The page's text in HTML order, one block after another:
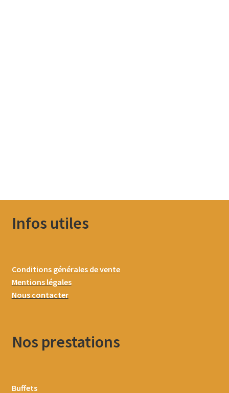
Infos utiles
Conditions générales de vente
Mentions légales
Nous contacter
Nos prestations
Buffets